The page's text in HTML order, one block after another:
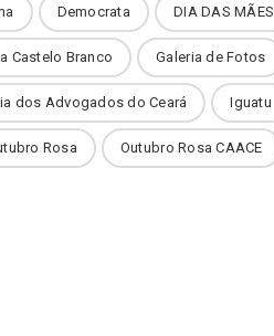
Democrata DIA DAS MÃES
Castelo Branco Galeria de Fotos
dos Advogados do Ceará Iguatu
Rosa Outubro Rosa CAACE